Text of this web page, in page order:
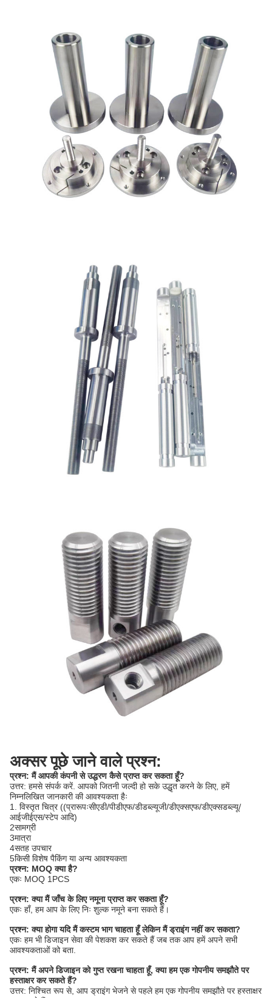
अक्सर पूछे जाने वाले प्रश्न:
प्रश्न: मैं आपकी कंपनी से उद्धरण कैसे प्राप्त कर सकता हूँ?
उत्तर: हमसे संपर्क करें. आपको जितनी जल्दी हो सके उद्धृत करने के लिए, हमें
निम्नलिखित जानकारी की आवश्यकता हैः
1. विस्तृत चित्र ((प्रारूपःसीएडी/पीडीएफ/डीडब्ल्यूजी/डीएक्सएफ/डीएक्सडब्ल्यू/
आईजीईएस/स्टेप आदि)
2सामग्री
3मात्रा
4सतह उपचार
5किसी विशेष पैकिंग या अन्य आवश्यकता
प्रश्न: MOQ क्या है?
एकः MOQ 1PCS
प्रश्न: क्या मैं जाँच के लिए नमूना प्राप्त कर सकता हूँ?
एकः हाँ, हम आप के लिए निः शुल्क नमूने बना सकते हैं।
प्रश्न: क्या होगा यदि मैं कस्टम भाग चाहता हूँ लेकिन मैं ड्राइंग नहीं कर सकता?
एकः हम भी डिजाइन सेवा की पेशकश कर सकते हैं जब तक आप हमें अपने सभी
आवश्यकताओं को बता.
प्रश्न: मैं अपने डिजाइन को गुप्त रखना चाहता हूँ, क्या हम एक गोपनीय समझौते पर
हस्ताक्षर कर सकते हैं?
उत्तर: निश्चित रूप से, आप ड्राइंग भेजने से पहले हम एक गोपनीय समझौते पर हस्ताक्षर